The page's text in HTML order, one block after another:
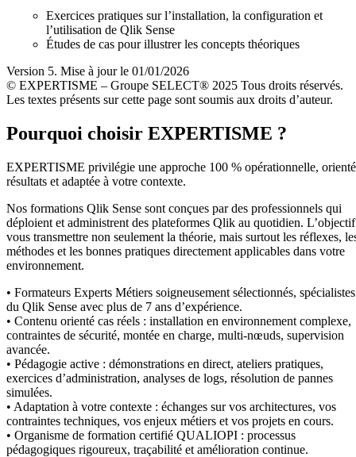
Exercices pratiques sur l’installation, la configuration et
l’utilisation de Qlik Sense
Études de cas pour illustrer les concepts théoriques
Version 5. Mise à jour le 01/01/2026
© EXPERTISME – Groupe SELECT® 2025 Tous droits réservés.
Les textes présents sur cette page sont soumis aux droits d’auteur.
Pourquoi choisir EXPERTISME ?
EXPERTISME privilégie une approche 100 % opérationnelle,
résultats et adaptée à votre contexte.
Nos formations Qlik Sense sont conçues par des professionnels qui
déploient et administrent des plateformes Qlik au quotidien.
vous transmettre non seulement la théorie, mais surtout les réflexes,
méthodes et les bonnes pratiques directement applicables dans votre
environnement.
• Formateurs Experts Métiers soigneusement sélectionnés, spécialistes
du Qlik Sense avec plus de 7 ans d’expérience.
• Contenu orienté cas réels : installation en environnement complexe,
contraintes de sécurité, montée en charge, multi-nœuds, supervision
avancée.
• Pédagogie active : démonstrations en direct, ateliers pratiques,
exercices d’administration, analyses de logs, résolution de pannes
simulées.
• Adaptation à votre contexte : échanges sur vos architectures, vos
contraintes techniques, vos enjeux métiers et vos projets en cours.
• Organisme de formation certifié QUALIOPI : processus
pédagogiques rigoureux, traçabilité et amélioration continue.